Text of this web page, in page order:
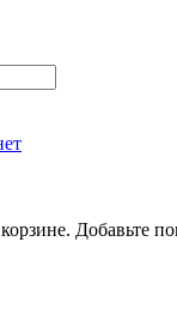
Добавьте